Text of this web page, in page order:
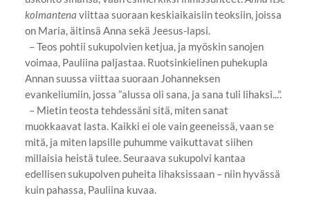
kolmantena viittaa suoraan keskiaikaisiin teoksiin, joissa
on Maria, äitinsä Anna sekä Jeesus-lapsi.
– Teos pohtii sukupolvien ketjua, ja myöskin sanojen
voimaa, Pauliina paljastaa. Ruotsinkielinen puhekupla
Annan suussa viittaa suoraan Johanneksen
evankeliumiin, jossa ”alussa oli sana, ja sana tuli lihaksi...”.
– Mietin teosta tehdessäni sitä, miten sanat
muokkaavat lasta. Kaikki ei ole vain geeneissä, vaan se
mitä, ja miten lapsille puhumme vaikuttavat siihen
millaisia heistä tulee. Seuraava sukupolvi kantaa
edellisen sukupolven puheita lihaksissaan – niin hyvässä
kuin pahassa, Pauliina kuvaa.